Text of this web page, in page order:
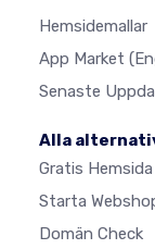
Hemsidemallar
App Market
Senaste
Alla
Gratis Hemsida
Starta
Domän Check